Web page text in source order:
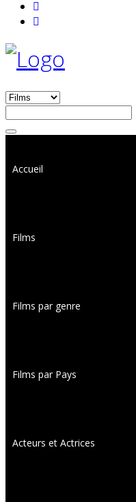
Accueil
Films
Films par genre
Films par Pays
Acteurs et Actrices